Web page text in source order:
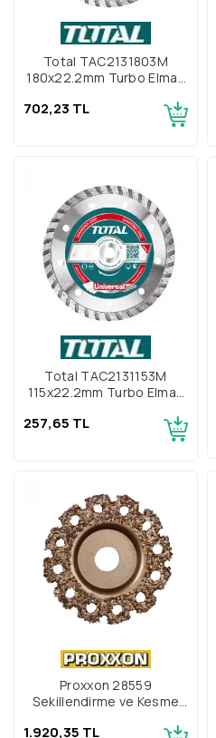
Total TAC2131803M
180x22.2mm Turbo Elmas
702,23 TL
Total TAC2131153M
115x22.2mm Turbo Elmas
257,65 TL
Proxxon 28559
Şekillendirme ve Kesme
1.920,35 TL